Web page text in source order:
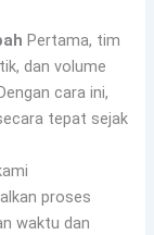
Pertama, tim
dan volume
cara ini,
tepat sejak
proses
waktu dan